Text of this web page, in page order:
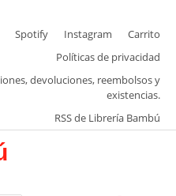
Spotify Instagram
Carrito
Políticas de privacidad
devoluciones, reembolsos y
existencias.
RSS de Librería Bambú